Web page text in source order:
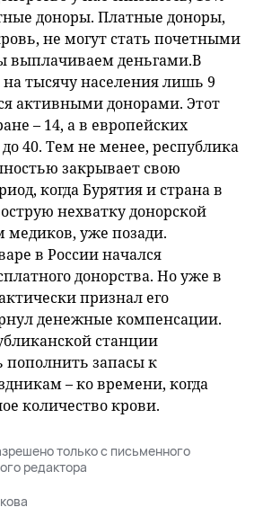
доноры. Платные доноры,
не могут стать почетными
выплачиваем деньгами.В
на тысячу населения лишь 9
активными донорами. Этот
– 14, а в европейских
40. Тем не менее, республика
закрывает свою
когда Бурятия и страна в
нехватку донорской
медиков, уже позади.
в России начался
донорства. Но уже в
признал его
денежные компенсации.
станции
пополнить запасы к
– ко времени, когда
количество крови.
только с письменного
редактора